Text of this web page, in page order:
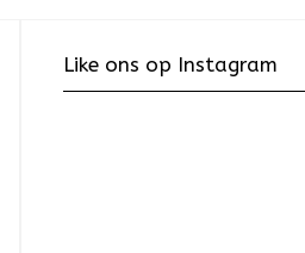
Like ons op Instagram